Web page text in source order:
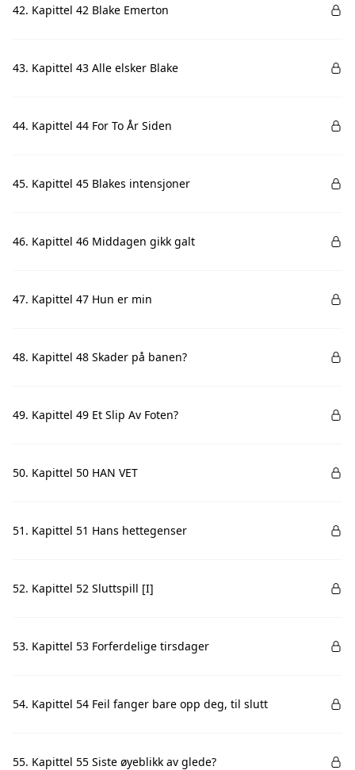
42. Kapittel 42 Blake Emerton
43. Kapittel 43 Alle elsker Blake
44. Kapittel 44 For To År Siden
45. Kapittel 45 Blakes intensjoner
46. Kapittel 46 Middagen gikk galt
47. Kapittel 47 Hun er min
48. Kapittel 48 Skader på banen?
49. Kapittel 49 Et Slip Av Foten?
50. Kapittel 50 HAN VET
51. Kapittel 51 Hans hettegenser
52. Kapittel 52 Sluttspill [I]
53. Kapittel 53 Forferdelige tirsdager
54. Kapittel 54 Feil fanger bare opp deg, til slutt
55. Kapittel 55 Siste øyeblikk av glede?